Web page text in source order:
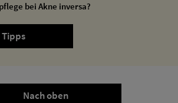
bei Akne inversa?
Nach oben